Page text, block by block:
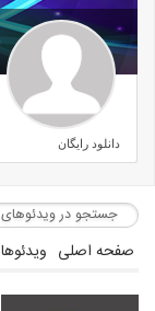
دانلود رایگان
صفحه اصلی ویدئوها